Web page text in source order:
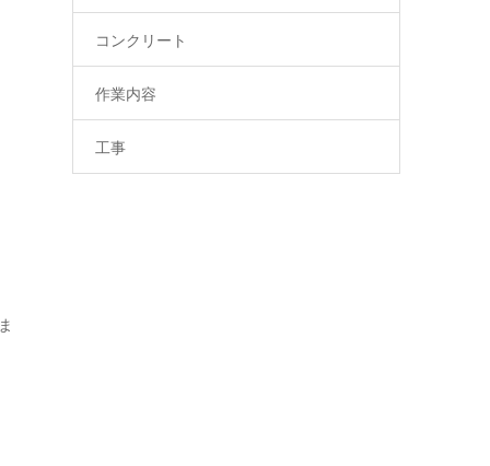
コンクリート
作業内容
工事